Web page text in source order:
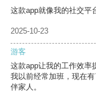
这款app就像我的社交平
2025-10-23
游客
这款app让我的工作效率
我以前经常加班，现在
伴家人。